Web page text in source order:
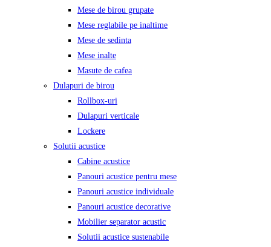
Mese de birou grupate
Mese reglabile pe inaltime
Mese de sedinta
Mese inalte
Masute de cafea
Dulapuri de birou
Rollbox-uri
Dulapuri verticale
Lockere
Solutii acustice
Cabine acustice
Panouri acustice pentru mese
Panouri acustice individuale
Panouri acustice decorative
Mobilier separator acustic
Solutii acustice sustenabile